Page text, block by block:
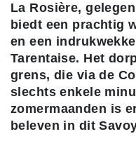
La Rosière,
biedt een prachtig
en een
Tarentaise. Het
grens, die via de
slechts enkele
zomermaanden is
beleven in dit